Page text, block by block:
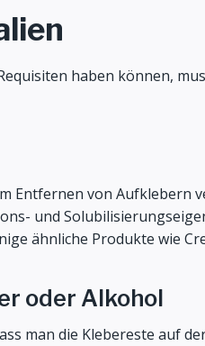
haben können,
Entfernen von Aufklebern
und
ähnliche Produkte wie
oder Alkohol
man die Klebereste auf